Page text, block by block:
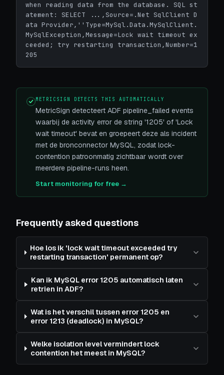
when reading data from the database. SQL st
atement: SELECT ...,Source=.Net SqlClient D
ata Provider,''Type=MySql.Data.MySqlClient.
MySqlException,Message=Lock wait timeout ex
ceeded; try restarting transaction,Number=1
205
METRICSIGN DETECTS THIS AUTOMATICALLY
MetricSign detecteert ADF pipeline_failed events
waarbij de activity error de string '1205' of 'Lock
wait timeout' bevat en groepeert deze als incident
met de bronconnector MySQL, zodat lock-
contention patroonmatig zichtbaar wordt over
meerdere pipeline-runs heen.
Start monitoring for free →
Frequently asked questions
Hoe los ik 'lock wait timeout exceeded try
restarting transaction' permanent op?
Kan ik MySQL error 1205 automatisch laten
retrien in ADF?
Wat is het verschil tussen error 1205 en
error 1213 (deadlock) in MySQL?
Welke isolation level vermindert lock
contention het meest in MySQL?